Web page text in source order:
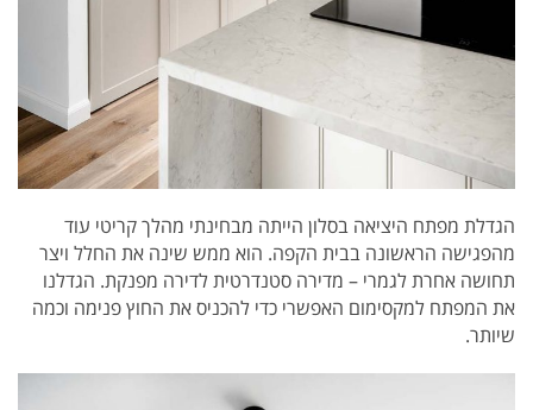
הגדלת מפתח היציאה בסלון הייתה מבחינתי מהלך קריטי עוד
מהפגישה הראשונה בבית הקפה. הוא ממש שינה את החלל ויצר
תחושה אחרת לגמרי – מדירה סטנדרטית לדירה מפנקת. הגדלנו
את המפתח למקסימום האפשרי כדי להכניס את החוץ פנימה וכמה
שיותר.